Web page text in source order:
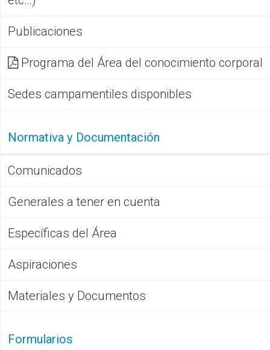
Publicaciones
Programa del Área del conocimiento corporal
Sedes campamentiles disponibles
Normativa y Documentación
Comunicados
Generales a tener en cuenta
Específicas del Área
Aspiraciones
Materiales y Documentos
Formularios